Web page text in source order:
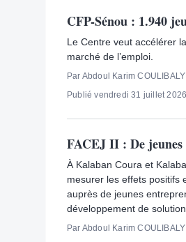
CFP-Sénou : 1.940
Le Centre veut accélérer
marché de l’emploi.
Par Abdoul Karim COULIBALY
Publié vendredi 31 juillet
FACEJ II : De
À Kalaban Coura et
mesurer les effets positifs
auprès de jeunes
développement de
Par Abdoul Karim COULIBALY